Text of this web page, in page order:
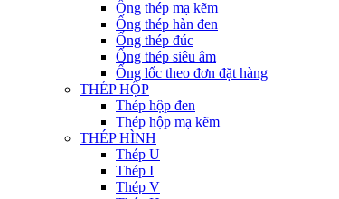
Ống thép mạ kẽm
Ống thép hàn đen
Ống thép đúc
Ống thép siêu âm
Ống lốc theo đơn đặt hàng
THÉP HỘP
Thép hộp đen
Thép hộp mạ kẽm
THÉP HÌNH
Thép U
Thép I
Thép V